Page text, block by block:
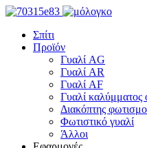
Σπίτι
Προϊόν
Γυαλί AG
Γυαλί AR
Γυαλί AF
Γυαλί καλύμματος
Διακόπτης
Φωτιστικό γυαλί
Άλλοι